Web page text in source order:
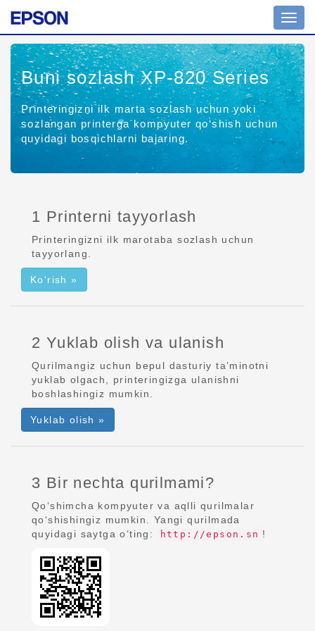
Buni sozlash XP-820 Series
Printeringizni ilk marta sozlash uchun yoki
sozlangan printerga kompyuter qo‘shish uchun
quyidagi bosqichlarni bajaring.
1 Printerni tayyorlash
Printeringizni ilk marotaba sozlash uchun
tayyorlang.
Ko‘rish »
2 Yuklab olish va ulanish
Qurilmangiz uchun bepul dasturiy ta’minotni
yuklab olgach, printeringizga ulanishni
boshlashingiz mumkin.
Yuklab olish »
3 Bir nechta qurilmami?
Qo‘shimcha kompyuter va aqlli qurilmalar
qo‘shishingiz mumkin. Yangi qurilmada
quyidagi saytga o‘ting:
http://epson.sn !